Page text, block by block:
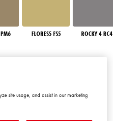
FLORES5 FS5 ROCKY 4 RC4
site usage, and assist in our marketing